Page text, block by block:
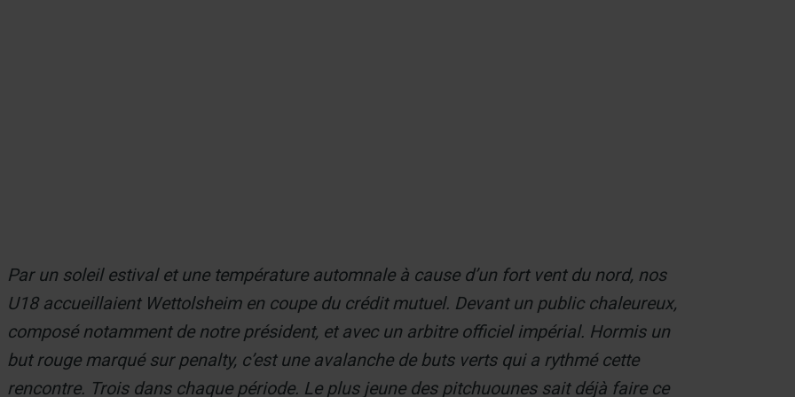
Par un soleil estival et une température automnale à cause d’un fort vent du nord, nos
U18 accueillaient Wettolsheim en coupe du crédit mutuel. Devant un public chaleureux,
composé notamment de notre président, et avec un arbitre officiel impérial. Hormis un
but rouge marqué sur penalty, c’est une avalanche de buts verts qui a rythmé cette
rencontre. Trois dans chaque période. Le plus jeune des pitchuounes sait déjà faire ce